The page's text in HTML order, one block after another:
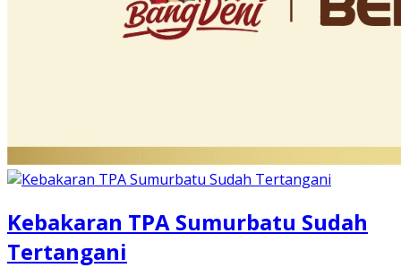
Kebakaran TPA Sumurbatu Sudah
Tertangani